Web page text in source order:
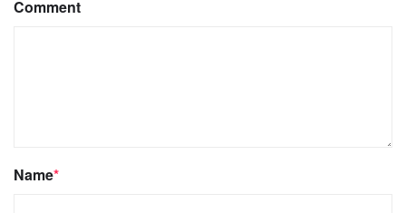
Comment
Name*